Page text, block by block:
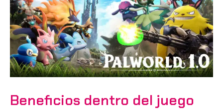
Beneficios dentro del juego